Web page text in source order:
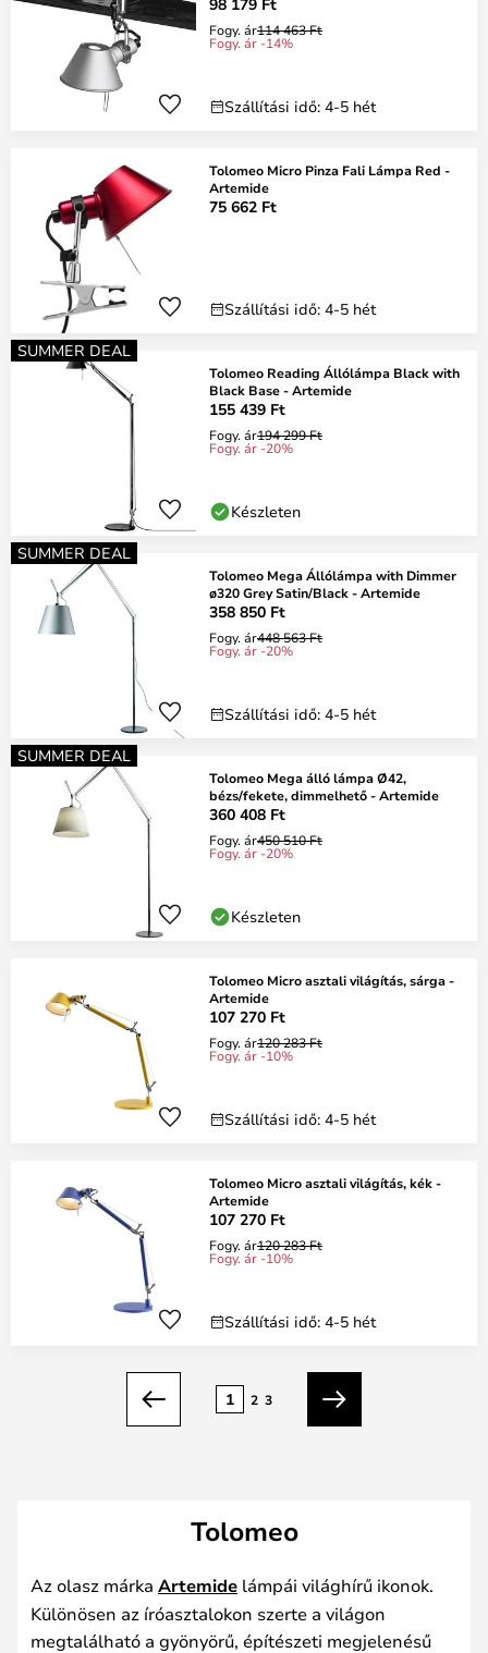
Fogy. ár114 463 Ft
Fogy. ár -14%
Szállítási idő: 4-5 hét
Tolomeo Micro Pinza Fali Lámpa Red -
Artemide
75 662 Ft
Szállítási idő: 4-5 hét
SUMMER DEAL
Tolomeo Reading Állólámpa Black with
Black Base - Artemide
155 439 Ft
Fogy. ár194 299 Ft
Fogy. ár -20%
Készleten
SUMMER DEAL
Tolomeo Mega Állólámpa with Dimmer
ø320 Grey Satin/Black - Artemide
358 850 Ft
Fogy. ár448 563 Ft
Fogy. ár -20%
Szállítási idő: 4-5 hét
SUMMER DEAL
Tolomeo Mega álló lámpa Ø42,
bézs/fekete, dimmelhető - Artemide
360 408 Ft
Fogy. ár450 510 Ft
Fogy. ár -20%
Készleten
Tolomeo Micro asztali világítás, sárga -
Artemide
107 270 Ft
Fogy. ár120 283 Ft
Fogy. ár -10%
Szállítási idő: 4-5 hét
Tolomeo Micro asztali világítás, kék -
Artemide
107 270 Ft
Fogy. ár120 283 Ft
Fogy. ár -10%
Szállítási idő: 4-5 hét
Előző
1 2 3
Következő
Tolomeo
Az olasz márka Artemide lámpái világhírű ikonok.
Különösen az íróasztalokon szerte a világon
megtalálható a gyönyörű, építészeti megjelenésű